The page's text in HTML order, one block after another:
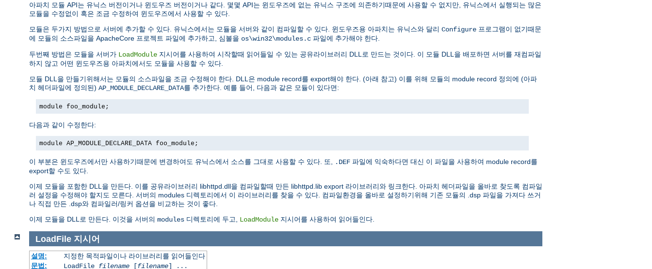
아파치 모듈 API는 유닉스 버전이거나 윈도우즈 버전이거나 같다. 몇몇 API는 윈도우즈에 없는 유닉스 구조에 의존하기때문에 사용할 수 없지만, 유닉스에서 실행되는 많은
모듈을 수정없이 혹은 조금 수정하여 윈도우즈에서 사용할 수 있다.
모듈은 두가지 방법으로 서버에 추가할 수 있다. 유닉스에서는 모듈을 서버와 같이 컴파일할 수 있다. 윈도우즈용 아파치는 유닉스와 달리 Configure 프로그램이 없기때문
에 모듈의 소스파일을 ApacheCore 프로젝트 파일에 추가하고, 심볼을 os\win32\modules.c 파일에 추가해야 한다.
두번째 방법은 모듈을 서버가 LoadModule 지시어를 사용하여 시작할때 읽어들일 수 있는 공유라이브러리 DLL로 만드는 것이다. 이 모듈 DLL을 배포하면 서버를 재컴파일
하지 않고 어떤 윈도우즈용 아파치에서도 모듈을 사용할 수 있다.
모듈 DLL을 만들기위해서는 모듈의 소스파일을 조금 수정해야 한다. DLL은 module record를 export해야 한다. (아래 참고) 이를 위해 모듈의 module record 정의에 (아파
치 헤더파일에 정의된) AP_MODULE_DECLARE_DATA를 추가한다. 예를 들어, 다음과 같은 모듈이 있다면:
module foo_module;
다음과 같이 수정한다:
module AP_MODULE_DECLARE_DATA foo_module;
이 부분은 윈도우즈에서만 사용하기때문에 변경하여도 유닉스에서 소스를 그대로 사용할 수 있다. 또, .DEF 파일에 익숙하다면 대신 이 파일을 사용하여 module record를
export할 수도 있다.
이제 모듈을 포함한 DLL을 만든다. 이를 공유라이브러리 libhttpd.dll을 컴파일할때 만든 libhttpd.lib export 라이브러리와 링크한다. 아파치 헤더파일을 올바로 찾도록 컴파일
러 설정을 수정해야 할지도 모른다. 서버의 modules 디렉토리에서 이 라이브러리를 찾을 수 있다. 컴파일환경을 올바로 설정하기위해 기존 모듈의 .dsp 파일을 가져다 쓰거
나 직접 만든 .dsp와 컴파일러/링커 옵션을 비교하는 것이 좋다.
이제 모듈을 DLL로 만든다. 이것을 서버의 modules 디렉토리에 두고, LoadModule 지시어를 사용하여 읽어들인다.
LoadFile 지시어
설명:
지정한 목적파일이나 라이브러리를 읽어들인다
문법:
LoadFile filename[filename] ...